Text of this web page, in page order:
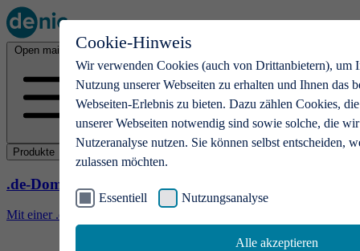
Cookie-Hinweis
Wir verwenden Cookies (auch von Drittanbietern), um
Nutzung unserer Webseiten zu erhalten und Ihnen das
Webseiten-Erlebnis zu bieten. Dazu zählen Cookies,
unserer Webseiten notwendig sind sowie solche, die
Nutzeranalyse nutzen. Sie können selbst entscheiden,
zulassen möchten.
Essentiell Nutzungsanalyse
Alle akzeptieren
Open main menu
Produkte
.de-Domains
Mit einer .de-Domain erhalten Ideen eine Bühne